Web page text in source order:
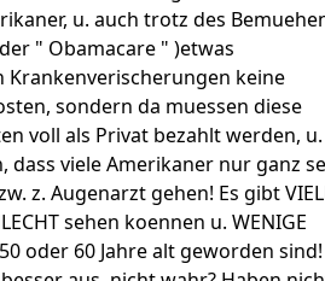
u. auch trotz des
" Obamacare " )etwas
keine
sondern da muessen diese
voll als Privat bezahlt werden, u.
dass viele Amerikaner nur ganz
z. Augenarzt gehen! Es gibt
sehen koennen u. WENIGE
oder 60 Jahre alt geworden